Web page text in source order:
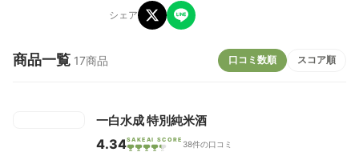
シェア
商品一覧 17商品 口コミ数順 スコア順
一白水成 特別純米酒
4.34SAKEAI SCORE 38件の口コミ